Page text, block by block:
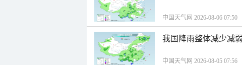
中国天气网 2026-08-06 07:50
我国降雨整体减少减
中国天气网 2026-08-05 07:56